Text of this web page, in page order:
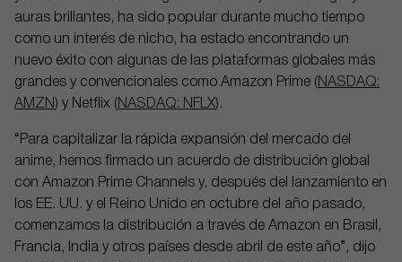
auras brillantes, ha sido popular durante mucho tiempo
como un interés de nicho, ha estado encontrando un
nuevo éxito con algunas de las plataformas globales más
grandes y convencionales como Amazon Prime ( NASDAQ:
AMZN ) y Netflix ( NASDAQ: NFLX).
“Para capitalizar la rápida expansión del mercado del
anime, hemos firmado un acuerdo de distribución global
con Amazon Prime Channels y, después del lanzamiento en
los EE. UU. y el Reino Unido en octubre del año pasado,
comenzamos la distribución a través de Amazon en Brasil,
Francia, India y otros países desde abril de este año”, dijo